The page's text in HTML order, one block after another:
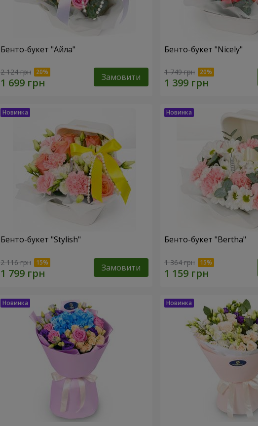
Бенто-букет "Айла"
2 124 грн Замовити
Бенто-букет "Nicely"
1 749 грн
Бенто-букет "Stylish"
2 116 грн Замовити
Бенто-букет "Bertha"
1 364 грн